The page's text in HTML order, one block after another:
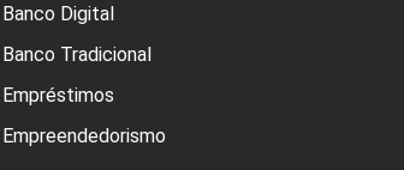
Banco Digital
Banco Tradicional
Empréstimos
Empreendedorismo